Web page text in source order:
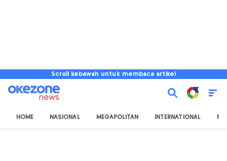
Scroll kebawah untuk membaca artikel
HOME NASIONAL MEGAPOLITAN INTERNATIONAL